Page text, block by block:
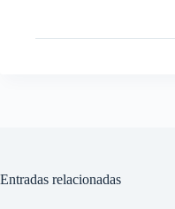
Entradas relacionadas